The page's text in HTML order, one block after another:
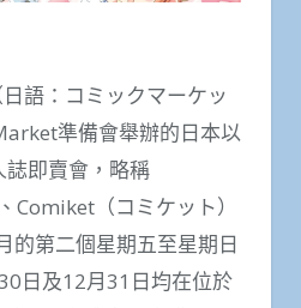
語：コミックマーケッ
準備會舉辦的日本以
即賣會，略稱
Comiket（コミケット）
的第二個星期五至星期日
日及12月31日均在位於